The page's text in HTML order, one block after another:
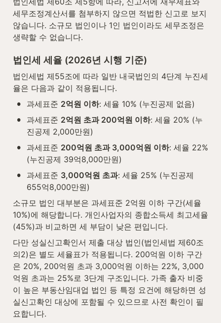
세무조정계산서를 첨부하지 않으면 적법한 신고로 보지
않습니다. 소규모 법인이나 1인 법인이라도 세무조정은
생략할 수 없습니다.
법인세 세율 (2026년 시행 기준)
법인세법 제55조에 따라 일반 내국법인의 4단계 누진세
율은 다음과 같이 적용됩니다.
• 과세표준 2억원 이하: 세율 10% (누진공제 없음)
• 과세표준 2억원 초과 200억원 이하: 세율 20% (누
진공제 2,000만원)
• 과세표준 200억원 초과 3,000억원 이하: 세율 22%
(누진공제 39억8,000만원)
• 과세표준 3,000억원 초과: 세율 25% (누진공제
655억8,000만원)
소규모 법인 대부분은 과세표준 2억원 이하 구간(세율
10%)에 해당합니다. 개인사업자의 종합소득세 최고세율
(45%)과 비교하면 세 부담이 낮은 편입니다.
다만 성실신고확인서 제출 대상 법인(법인세법 제60조
의2)은 별도 세율표가 적용됩니다. 200억원 이하 구간
은 20%, 200억원 초과 3,000억원 이하는 22%, 3,000
억원 초과는 25%로 3단계 구조입니다. 가족 출자 비중
이 높은 부동산임대업 법인 등 특정 요건에 해당하면 성
실신고확인 대상에 포함될 수 있으므로 사전 확인이 필
요합니다.